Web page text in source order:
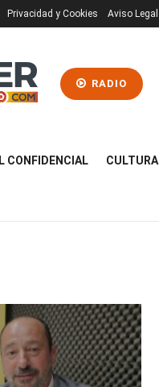
Privacidad y Cookies Aviso Legal
RADIO
CONFIDENCIAL CULTURA